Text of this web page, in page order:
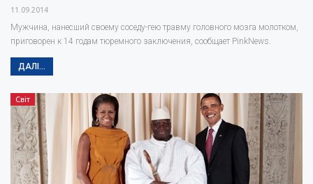
11.09.2014
Мужчина, нанесший своему соседу-гею травму головного мозга молотком,
приговорен к 14 годам тюремного заключения, сообщает PinkNews.
ДАЛІ...
Світ